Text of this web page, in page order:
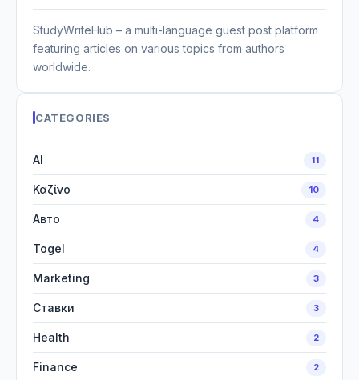
StudyWriteHub – a multi-language guest post platform
featuring articles on various topics from authors
worldwide.
CATEGORIES
AI 11
Καζίνο 10
Авто 4
Togel 4
Marketing 3
Ставки 3
Health 2
Finance 2